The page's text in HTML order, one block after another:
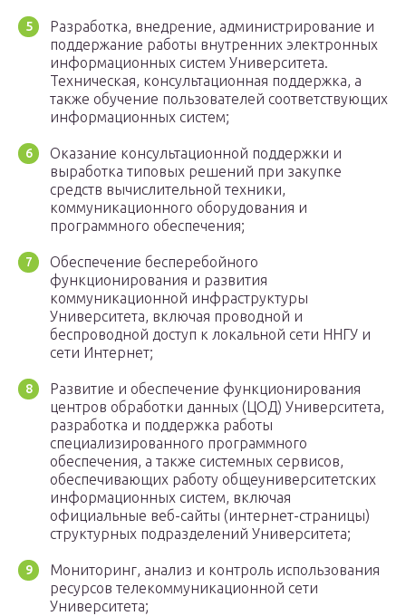
Разработка, внедрение, администрирование и
поддержание работы внутренних электронных
информационных систем Университета.
Техническая, консультационная поддержка, а
также обучение пользователей соответствующих
информационных систем;
Оказание консультационной поддержки и
выработка типовых решений при закупке
средств вычислительной техники,
коммуникационного оборудования и
программного обеспечения;
Обеспечение бесперебойного
функционирования и развития
коммуникационной инфраструктуры
Университета, включая проводной и
беспроводной доступ к локальной сети ННГУ и
сети Интернет;
Развитие и обеспечение функционирования
центров обработки данных (ЦОД) Университета,
разработка и поддержка работы
специализированного программного
обеспечения, а также системных сервисов,
обеспечивающих работу общеуниверситетских
информационных систем, включая
официальные веб-сайты (интернет-страницы)
структурных подразделений Университета;
Мониторинг, анализ и контроль использования
ресурсов телекоммуникационной сети
Университета;